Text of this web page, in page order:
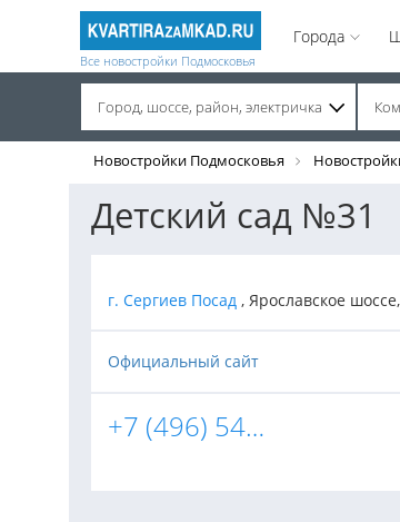
Все новостройки Подмосковья
Города
Город, шоссе, район, электричка
Новостройки Подмосковья
Детский сад №31
г. Сергиев Посад , Ярославское
Официальный сайт
+7 (496) 542-13-22